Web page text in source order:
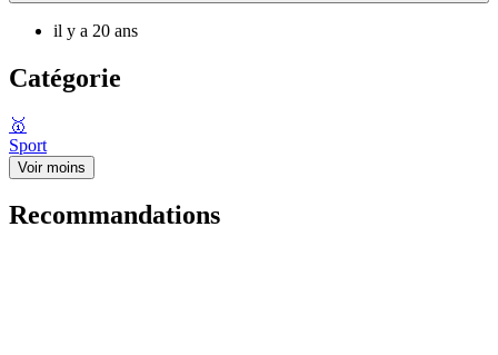
il y a 20 ans
Catégorie
🥇
Sport
Voir moins
Recommandations